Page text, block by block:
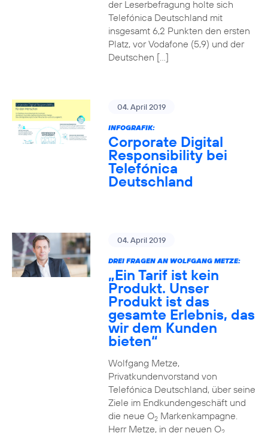
der Leserbefragung holte sich
Telefónica Deutschland mit
insgesamt 6,2 Punkten den ersten
Platz, vor Vodafone (5,9) und der
Deutschen […]
04. April 2019
INFOGRAFIK:
Corporate Digital
Responsibility bei
Telefónica
Deutschland
04. April 2019
DREI FRAGEN AN WOLFGANG METZE:
„Ein Tarif ist kein
Produkt. Unser
Produkt ist das
gesamte Erlebnis, das
wir dem Kunden
bieten“
Wolfgang Metze,
Privatkundenvorstand von
Telefónica Deutschland, über seine
Ziele im Endkundengeschäft und
die neue O2Markenkampagne.
Herr Metze, in der neuen O